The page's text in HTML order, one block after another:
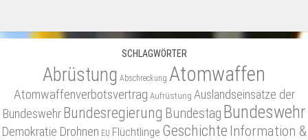
SCHLAGWÖRTER
Abrüstung Abschreckung Atomwaffen
Atomwaffenverbotsvertrag Aufrüstung Auslandseinsätze der
BundeswehrBundesregierung Bundestag Bundeswehr
Demokratie Drohnen EU Flüchtlinge Geschichte Information &